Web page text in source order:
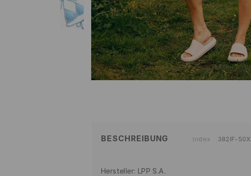
BESCHREIBUNG Index 382IF-50X
Hersteller: LPP S.A.